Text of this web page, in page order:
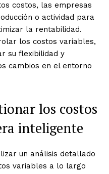
costos, las empresas
o actividad para
la rentabilidad.
los costos variables,
su flexibilidad y
cambios en el entorno
los costos
inteligente
un análisis detallado
variables a lo largo